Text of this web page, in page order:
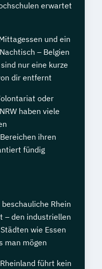
erwartet
und ein
– Belgien
nur eine kurze
dir entfernt
oder
haben viele
ihren
fündig
Rhein
– den industriellen
wie Essen
man mögen
führt kein